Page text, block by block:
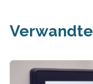
Verwandte